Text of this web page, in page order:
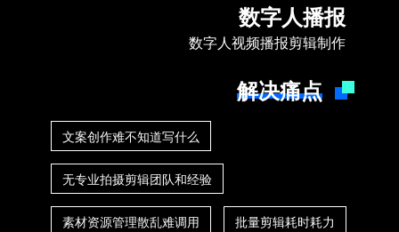
数字人播报
数字人视频播报剪辑制作
解决痛点
文案创作难不知道写什么
无专业拍摄剪辑团队和经验
素材资源管理散乱难调用 批量剪辑耗时耗力